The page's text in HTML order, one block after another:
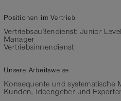
Positionen im Vertrieb
Vertriebsaußendienst: Junior
Manager
Vertriebsinnendienst
Unsere Arbeitsweise
Konsequente und systematische
Kunden, Ideengeber und